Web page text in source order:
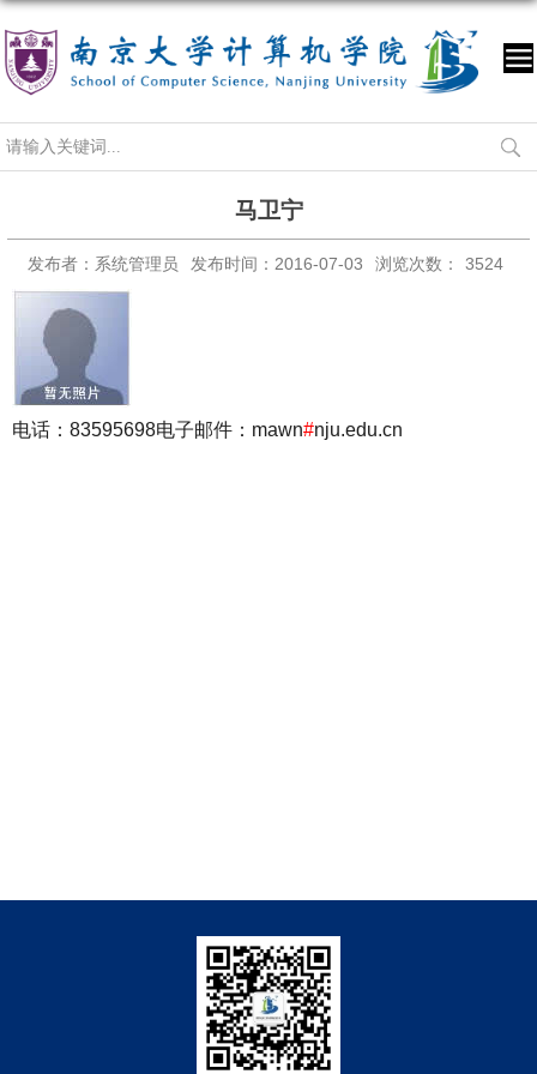
马卫宁
发布者：系统管理员 发布时间：2016-07-03 浏览次数： 3524
电话：83595698电子邮件：mawn#nju.edu.cn